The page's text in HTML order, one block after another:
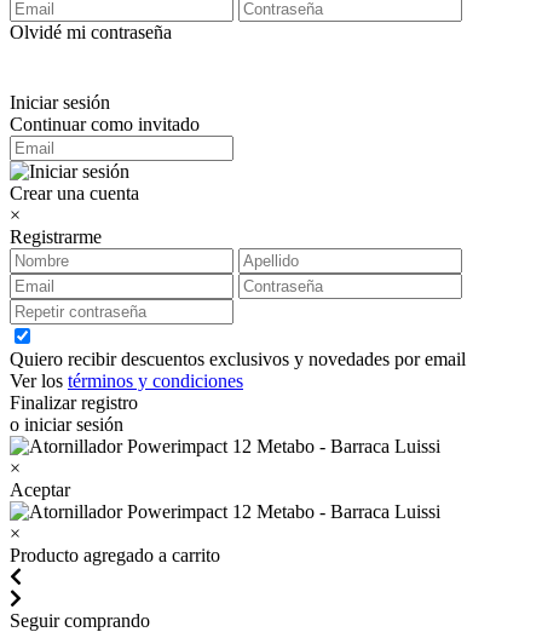
Olvidé mi contraseña
Iniciar sesión
Continuar como invitado
Crear una cuenta
×
Registrarme
Quiero recibir descuentos exclusivos y novedades por email
Ver los términos y condiciones
Finalizar registro
o iniciar sesión
×
Aceptar
×
Producto agregado a carrito
Seguir comprando